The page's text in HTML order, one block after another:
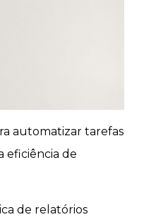
automatizar tarefas
eficiência de
de relatórios